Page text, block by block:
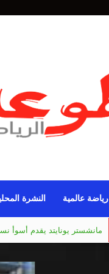
رياضة عالمية النشرة
بيلينغهام.. ظالم أم مظلوم في